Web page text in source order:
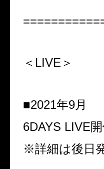
＜LIVE＞
■2021年9月
6DAYS LIVE
※詳細は後日